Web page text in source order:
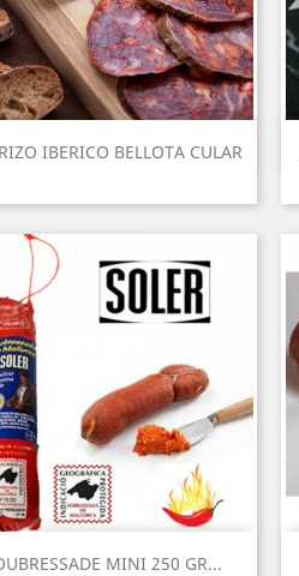
IBERICO BELLOTA CULAR
Aperçu rapide
MINI 250 GR...
Aperçu rapide